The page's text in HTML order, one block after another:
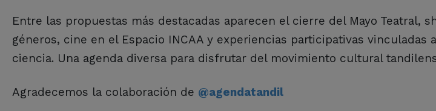
Entre las propuestas más destacadas aparecen el cierre del Mayo Teatral,
géneros, cine en el Espacio INCAA y experiencias participativas vinculadas
ciencia. Una agenda diversa para disfrutar del movimiento cultural
Agradecemos la colaboración de @agendatandil